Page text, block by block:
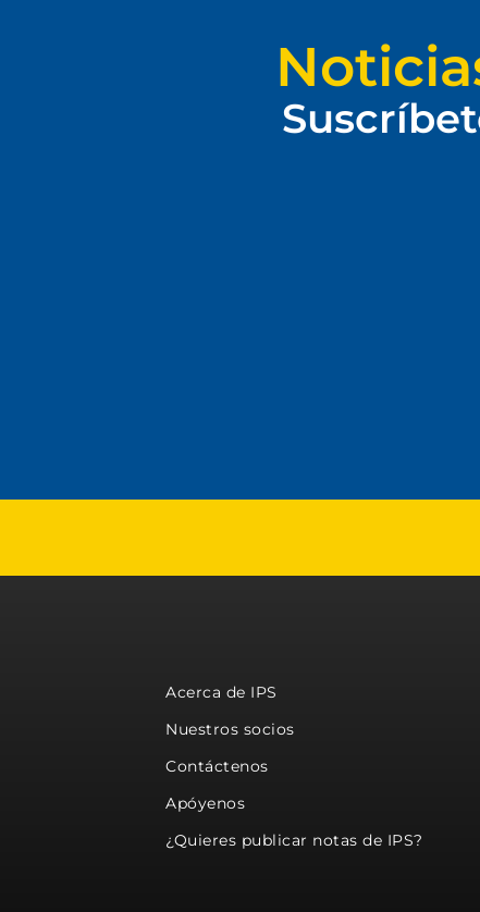
Acerca de IPS
Nuestros socios
Contáctenos
Apóyenos
¿Quieres publicar notas de IPS?